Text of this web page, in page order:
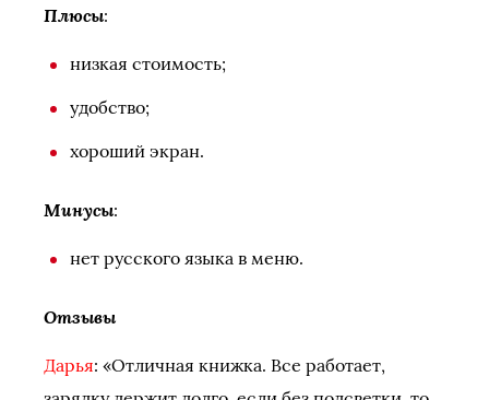
Плюсы:
низкая стоимость;
удобство;
хороший экран.
Минусы:
нет русского языка в меню.
Отзывы
Дарья: «Отличная книжка. Все работает,